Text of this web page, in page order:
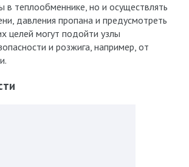
в теплообменнике, но и осуществлять
давления пропана и предусмотреть
целей могут подойти узлы
и розжига, например, от